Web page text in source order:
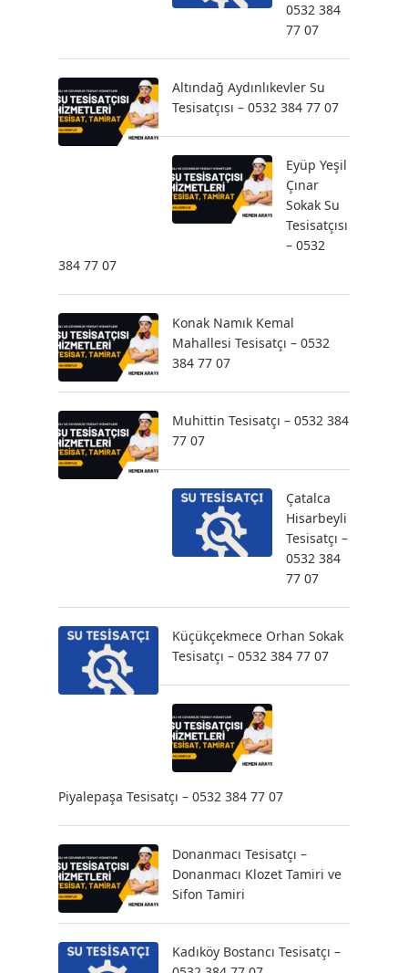
0532 384
77 07
Altındağ Aydınlıkevler Su
Tesisatçısı – 0532 384 77 07
Eyüp Yeşil
Çınar
Sokak Su
Tesisatçısı
– 0532
384 77 07
Konak Namık Kemal
Mahallesi Tesisatçı – 0532
384 77 07
Muhittin Tesisatçı – 0532 384
77 07
Çatalca
Hisarbeyli
Tesisatçı –
0532 384
77 07
Küçükçekmece Orhan Sokak
Tesisatçı – 0532 384 77 07
Piyalepaşa Tesisatçı – 0532 384 77 07
Donanmacı Tesisatçı –
Donanmacı Klozet Tamiri ve
Sifon Tamiri
Kadıköy Bostancı Tesisatçı –